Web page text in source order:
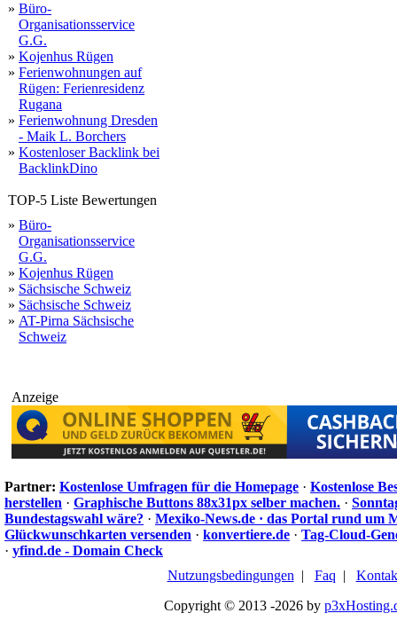
» Büro-
Organisationsservice
G.G.
» Kojenhus Rügen
» Ferienwohnungen auf
Rügen: Ferienresidenz
Rugana
» Ferienwohnung Dresden
- Maik L. Borchers
» Kostenloser Backlink bei
BacklinkDino
TOP-5 Liste Bewertungen
» Büro-
Organisationsservice
G.G.
» Kojenhus Rügen
» Sächsische Schweiz
» Sächsische Schweiz
» AT-Pirna Sächsische
Schweiz
Anzeige
Partner: Kostenlose Umfragen für die Homepage · Kostenlose
herstellen · Graphische Buttons 88x31px selber machen. ·
Bundestagswahl wäre? · Mexiko-News.de · das Portal rund um
Glückwunschkarten versenden · konvertiere.de · Tag-Cloud-
· yfind.de - Domain Check
Nutzungsbedingungen | Faq |
Copyright © 2013 -2026 by